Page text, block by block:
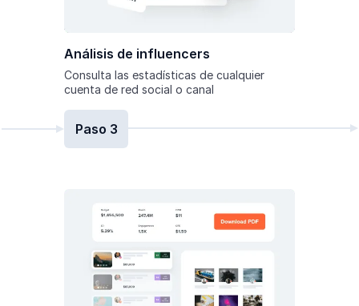
Análisis de influencers
Consulta las estadísticas de cualquier
cuenta de red social o canal
Paso 3